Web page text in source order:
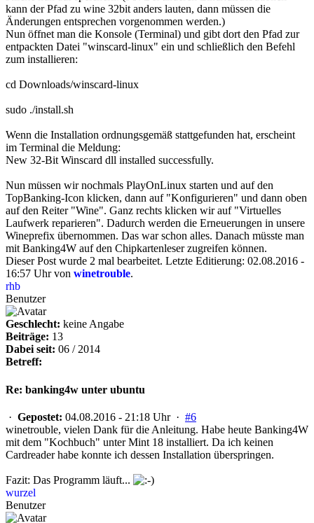
kann der Pfad zu wine 32bit anders lauten, dann müssen die
Änderungen entsprechen vorgenommen werden.)
Nun öffnet man die Konsole (Terminal) und gibt dort den Pfad zur
entpackten Datei "winscard-linux" ein und schließlich den Befehl
zum installieren:
cd Downloads/winscard-linux
sudo ./install.sh
Wenn die Installation ordnungsgemäß stattgefunden hat, erscheint
im Terminal die Meldung:
New 32-Bit Winscard dll installed successfully.
Nun müssen wir nochmals PlayOnLinux starten und auf den
TopBanking-Icon klicken, dann auf "Konfigurieren" und dann oben
auf den Reiter "Wine". Ganz rechts klicken wir auf "Virtuelles
Laufwerk reparieren". Dadurch werden die Erneuerungen in unsere
Wineprefix übernommen. Das war schon alles. Danach müsste man
mit Banking4W auf den Chipkartenleser zugreifen können.
Dieser Post wurde 2 mal bearbeitet. Letzte Editierung: 02.08.2016 -
16:57 Uhr von winetrouble.
rhb
Benutzer
Geschlecht: keine Angabe
Beiträge: 13
Dabei seit: 06 / 2014
Betreff:
Re: banking4w unter ubuntu
· Gepostet: 04.08.2016 - 21:18 Uhr · #6
winetrouble, vielen Dank für die Anleitung. Habe heute Banking4W
mit dem "Kochbuch" unter Mint 18 installiert. Da ich keinen
Cardreader habe konnte ich dessen Installation überspringen.
Fazit: Das Programm läuft...
wurzel
Benutzer